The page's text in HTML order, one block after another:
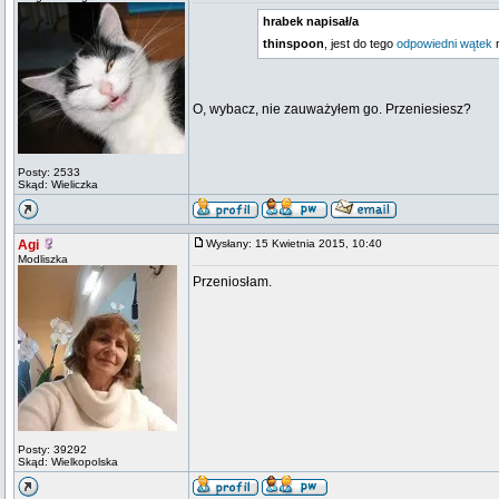
Posty: 2533
Skąd: Wieliczka
hrabek napisał/a
thinspoon , jest do tego odpowiedni wątek
O, wybacz, nie zauważyłem go. Przeniesiesz?
Agi
Modliszka
Posty: 39292
Skąd: Wielkopolska
Wysłany: 15 Kwietnia 2015, 10:40
Przeniosłam.